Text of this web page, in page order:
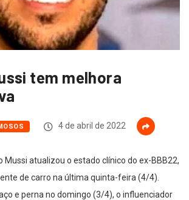
tem melhora
4 de abril de 2022
Mussi atualizou o estado clínico do ex-BBB22,
de carro na última quinta-feira (4/4).
e perna no domingo (3/4), o influenciador